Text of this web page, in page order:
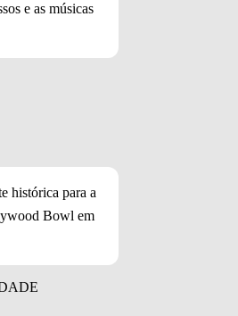
e as músicas
histórica para a
Bowl em